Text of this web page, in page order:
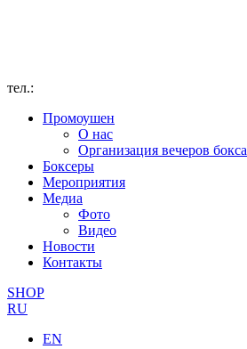
тел.:
Промоушен
О нас
Организация вечеров бокса
Боксеры
Мероприятия
Медиа
Фото
Видео
Новости
Контакты
SHOP
RU
EN